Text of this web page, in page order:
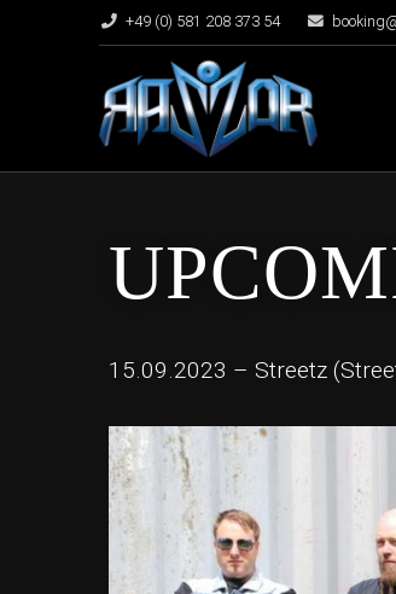
+49 (0) 581 208 373 54
15.09.2023 – Streetz (